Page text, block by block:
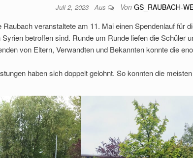
Juli 2, 2023 Aus Von GS_RAUBACH-
Raubach veranstaltete am 11. Mai einen Spendenlauf für
Syrien betroffen sind. Runde um Runde liefen die Schüler
von Eltern, Verwandten und Bekannten konnte die
haben sich doppelt gelohnt. So konnten die